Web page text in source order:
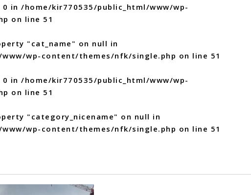
0 in /home/kir770535/public_html/www/wp-
on line 51
"cat_name" on null in
wp-content/themes/nfk/single.php on line 51
0 in /home/kir770535/public_html/www/wp-
on line 51
"category_nicename" on null in
wp-content/themes/nfk/single.php on line 51